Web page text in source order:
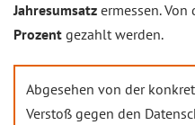
Jahresumsatz ermessen.
Prozent gezahlt werden.
Abgesehen von der
Verstoß gegen den